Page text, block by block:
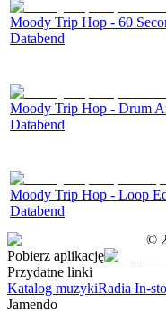
Moody Trip Hop - 60
Databend
Moody Trip Hop - Drum
Databend
Moody Trip Hop - Loop
Databend
©
Pobierz aplikację
Przydatne linki
Katalog muzykiRadia In-
Jamendo